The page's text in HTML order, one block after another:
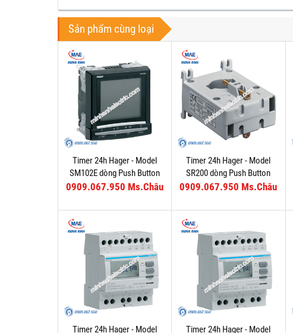
Sản phẩm cùng loại
Timer 24h Hager - Model
SM102E dòng Push Button
0909.067.950 Ms.Châu
Timer 24h Hager - Model
SR200 dòng Push Button
0909.067.950 Ms.Châu
Timer 24h Hager - Model Timer 24h Hager - Model